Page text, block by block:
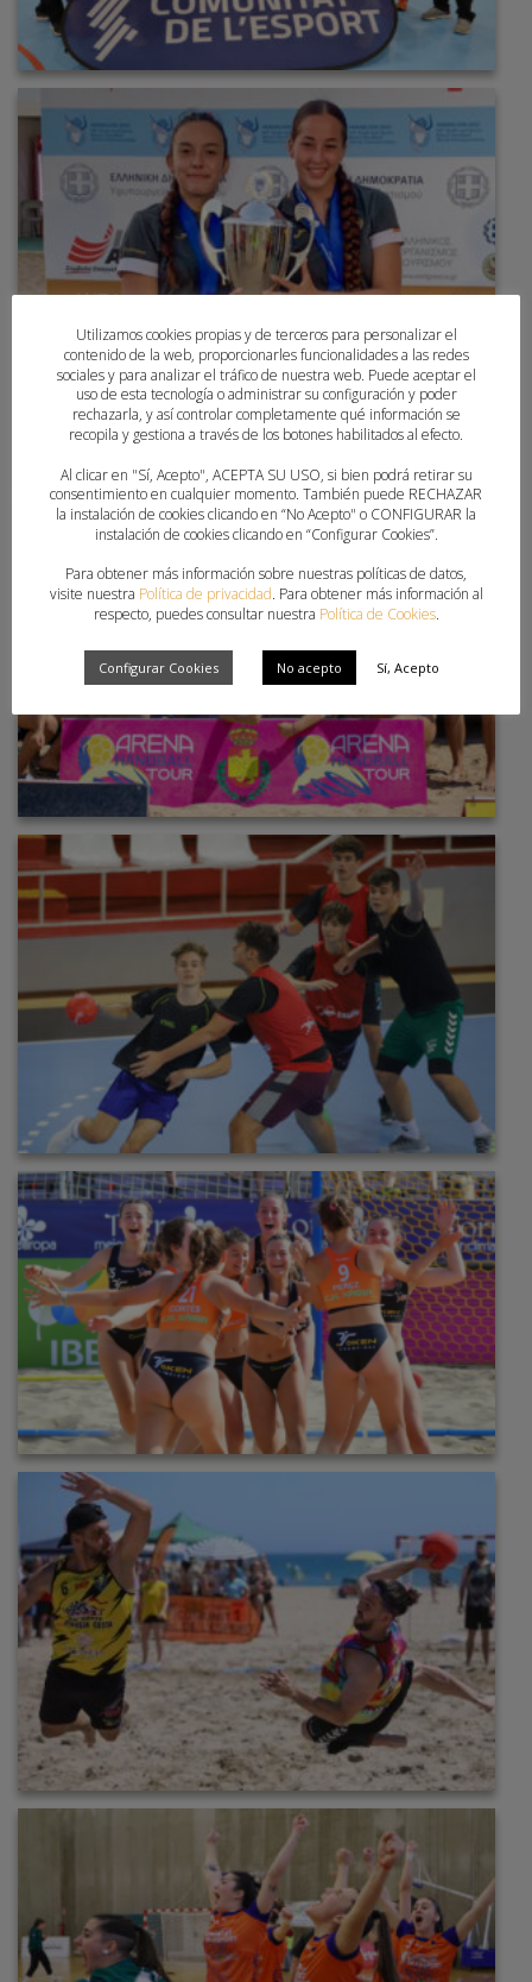
Utilizamos cookies propias y de terceros para personalizar el
contenido de la web, proporcionarles funcionalidades a las redes
sociales y para analizar el tráfico de nuestra web. Puede aceptar el
uso de esta tecnología o administrar su configuración y poder
rechazarla, y así controlar completamente qué información se
recopila y gestiona a través de los botones habilitados al efecto.
Al clicar en "Sí, Acepto", ACEPTA SU USO, si bien podrá retirar su
consentimiento en cualquier momento. También puede RECHAZAR
la instalación de cookies clicando en “No Acepto" o CONFIGURAR la
instalación de cookies clicando en “Configurar Cookies”.
Para obtener más información sobre nuestras políticas de datos,
visite nuestra Política de privacidad. Para obtener más información al
respecto, puedes consultar nuestra Política de Cookies.
Configurar Cookies No acepto Sí, Acepto